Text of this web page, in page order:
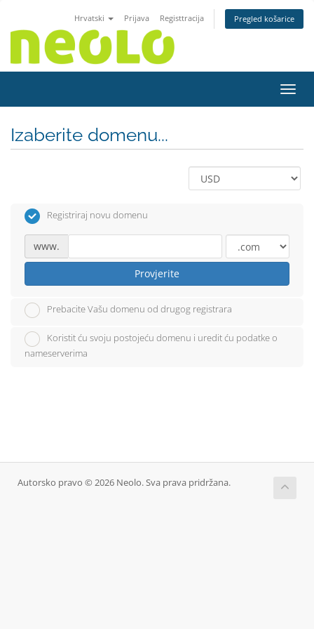
Hrvatski Prijava Registtracija Pregled košarice
Izaberite domenu...
Registriraj novu domenu
www.
Provjerite
Prebacite Vašu domenu od drugog registrara
Koristit ću svoju postojeću domenu i uredit ću podatke o
nameserverima
Autorsko pravo © 2026 Neolo. Sva prava pridržana.